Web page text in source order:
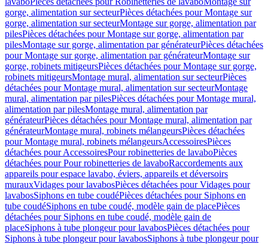
gorge, alimentation sur secteurPièces détachées pour Montage sur
gorge, alimentation sur secteurMontage sur gorge, alimentation par
pilesPièces détachées pour Montage sur gorge, alimentation par
pilesMontage sur gorge, alimentation par générateurPièces détachées
pour Montage sur gorge, alimentation par générateurMontage sur
gorge, robinets mitigeursPièces détachées pour Montage sur gorge,
robinets mitigeursMontage mural, alimentation sur secteurPièces
détachées pour Montage mural, alimentation sur secteurMontage
mural, alimentation par pilesPièces détachées pour Montage mural,
alimentation par pilesMontage mural, alimentation par
générateurPièces détachées pour Montage mural, alimentation par
générateurMontage mural, robinets mélangeursPièces détachées
pour Montage mural, robinets mélangeursAccessoiresPièces
détachées pour AccessoiresPour robinetteries de lavaboPièces
détachées pour Pour robinetteries de lavaboRaccordements aux
appareils pour espace lavabo, éviers, appareils et déversoirs
murauxVidages pour lavabosPièces détachées pour Vidages pour
lavabosSiphons en tube coudéPièces détachées pour Siphons en
tube coudéSiphons en tube coudé, modèle gain de placePièces
détachées pour Siphons en tube coudé, modèle gain de
placeSiphons à tube plongeur pour lavabosPièces détachées pour
Siphons à tube plongeur pour lavabosSiphons à tube plongeur pour